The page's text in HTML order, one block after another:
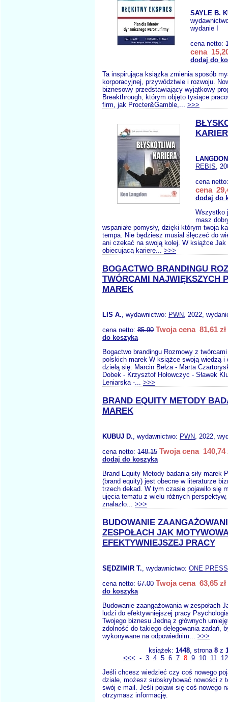
SAYLE B.
wydanie I
cena netto:
cena
dodaj do
Ta inspirująca książka zmienia sposób
korporacyjnej, przywództwie i rozwoju.
biznesowy przedstawiający wyjątkowy
Breakthrough, którym objęto tysiące
firm, jak Procter&Gamble,... >>>
REBIS,
cena
cena
dodaj do
Wszystko
masz
wspaniałe pomysły, dzięki którym twoja
tempa. Nie będziesz musiał ślęczeć do
ani czekać na swoją kolej. W książce Jak
obiecującą karierę... >>>
BOGACTWO BRANDINGU
TWÓRCAMI NAJWIĘKSZYCH
MAREK
LIS A., wydawnictwo: PWN, 2022,
cena netto: 85.90 Twoja cena 81,61 zł
do koszyka
Bogactwo brandingu Rozmowy z
polskich marek W książce swoją wiedzą i
dzielą się: Marcin Bełza - Marta
Dobek - Krzysztof Hołowczyc - Sławek
Leniarska -... >>>
BRAND EQUITY METODY
MAREK
KUBUJ D., wydawnictwo: PWN, 2022,
cena netto: 148.15 Twoja cena 140,74
dodaj do koszyka
Brand Equity Metody badania siły marek
(brand equity) jest obecne w literaturze
trzech dekad. W tym czasie pojawiło się
ujęcia tematu z wielu różnych
znalazło... >>>
BUDOWANIE
ZESPOŁACH JAK
EFEKTYWNIEJSZEJ PRACY
SĘDZIMIR T., wydawnictwo: ONE PRESS
cena netto: 67.00 Twoja cena 63,65 zł
do koszyka
Budowanie zaangażowania w zespołach
ludzi do efektywniejszej pracy
Twojego biznesu Jedną z głównych
zdolność do takiego delegowania zadań,
wykonywane na odpowiednim... >>>
książek: 1448, strona 8z
<<< - 3 4 5 6 7 8 9 10 11
12
Jeśli chcesz wiedzieć czy coś nowego
dziale, możesz subskrybować nowości z
swój e-mail. Jeśli pojawi się coś nowego
otrzymasz informację.